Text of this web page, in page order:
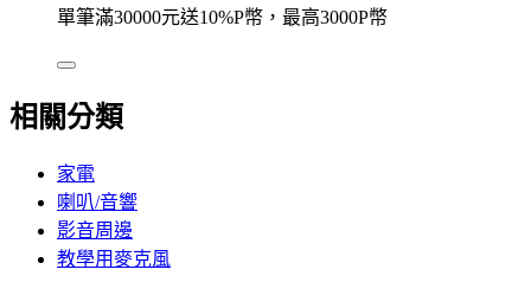
單筆滿30000元送10%P幣，最高3000P幣
相關分類
家電
喇叭/音響
影音周邊
教學用麥克風